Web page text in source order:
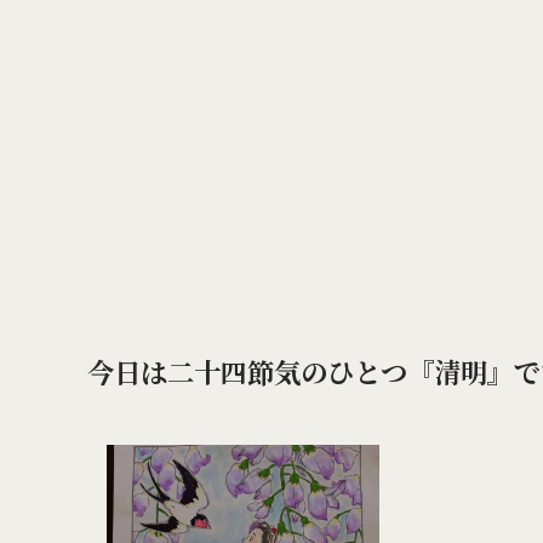
今日は二十四節気のひとつ『清明』